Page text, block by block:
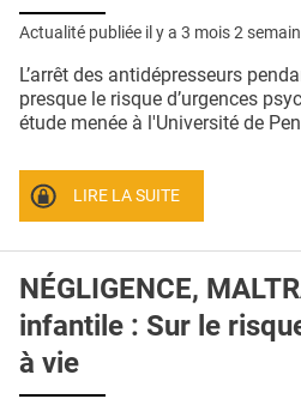
QUI SOMMES-NOUS ?
CONDITIONS GÉNÉRALES
CRÉDITS
Actualité publiée il y a 3 mois 2
L’arrêt des antidépresseurs
presque le risque d’urgences
étude menée à l'Université de
LIRE LA SUITE
NÉGLIGENCE,
infantile : Sur le
à vie